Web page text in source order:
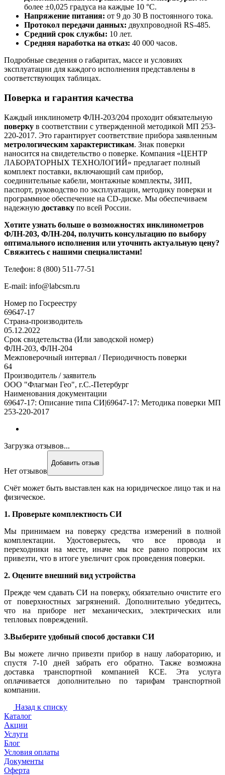
более ±0,025 градуса на каждые 10 °C.
Напряжение питания: от 9 до 30 В постоянного тока.
Протокол передачи данных: двухпроводной RS-485.
Средний срок службы: 10 лет.
Средняя наработка на отказ: 40 000 часов.
Подробные сведения о габаритах, массе и условиях
эксплуатации для каждого исполнения представлены в
соответствующих таблицах.
Поверка и гарантия качества
Каждый инклинометр ФЛН-203/204 проходит обязательную
поверку в соответствии с утвержденной методикой МП 253-
220-2017. Это гарантирует соответствие прибора заявленным
метрологическим характеристикам. Знак поверки
наносится на свидетельство о поверке. Компания «ЦЕНТР
ЛАБОРАТОРНЫХ ТЕХНОЛОГИЙ» предлагает полный
комплект поставки, включающий сам прибор,
соединительные кабели, монтажные комплекты, ЗИП,
паспорт, руководство по эксплуатации, методику поверки и
программное обеспечение на CD-диске. Мы обеспечиваем
надежную доставку по всей России.
Хотите узнать больше о возможностях инклинометров
ФЛН-203, ФЛН-204, получить консультацию по выбору
оптимального исполнения или уточнить актуальную цену?
Свяжитесь с нашими специалистами!
Телефон: 8 (800) 511-77-51
E-mail: info@labcsm.ru
Номер по Госреестру
69647-17
Страна-производитель
05.12.2022
Срок свидетельства (Или заводской номер)
ФЛН-203, ФЛН-204
Межповерочный интервал / Периодичность поверки
64
Производитель / заявитель
ООО "Флагман Гео", г.С.-Петербург
Наименования документации
69647-17: Описание типа СИ|69647-17: Методика поверки МП
253-220-2017
Загрузка отзывов...
Нет отзывов
Добавить отзыв
Счёт может быть выставлен как на юридическое лицо так и на
физическое.
1. Проверьте комплектность СИ
Мы принимаем на поверку средства измерений в полной
комплектации. Удостоверьтесь, что все провода и
переходники на месте, иначе мы все равно попросим их
привезти, что в итоге увеличит срок проведения поверки.
2. Оцените внешний вид устройства
Прежде чем сдавать СИ на поверку, обязательно очистите его
от поверхностных загрязнений. Дополнительно убедитесь,
что на приборе нет механических, электрических или
тепловых повреждений.
3.Выберите удобный способ доставки СИ
Вы можете лично привезти прибор в нашу лабораторию, и
спустя 7-10 дней забрать его обратно. Также возможна
доставка транспортной компанией КСЕ. Эта услуга
оплачивается дополнительно по тарифам транспортной
компании.
Назад к списку
Каталог
Акции
Услуги
Блог
Условия оплаты
Документы
Оферта